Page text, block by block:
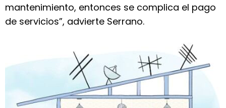
mantenimiento, entonces se complica el pago
de servicios”, advierte Serrano.